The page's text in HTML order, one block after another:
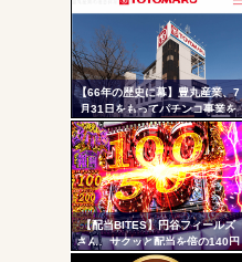
【66年の歴史に幕】豊丸産業、7
月31日をもってパチンコ事業を
停止へ ナナシーやコマコマ倶
楽部マやウィッチブレイド…た
くさんの名機をありがとう
【配当BITES】円谷フィールズ
さん、サクッと配当を倍の140円
に爆上げ。ストップ高へ【株価
ル